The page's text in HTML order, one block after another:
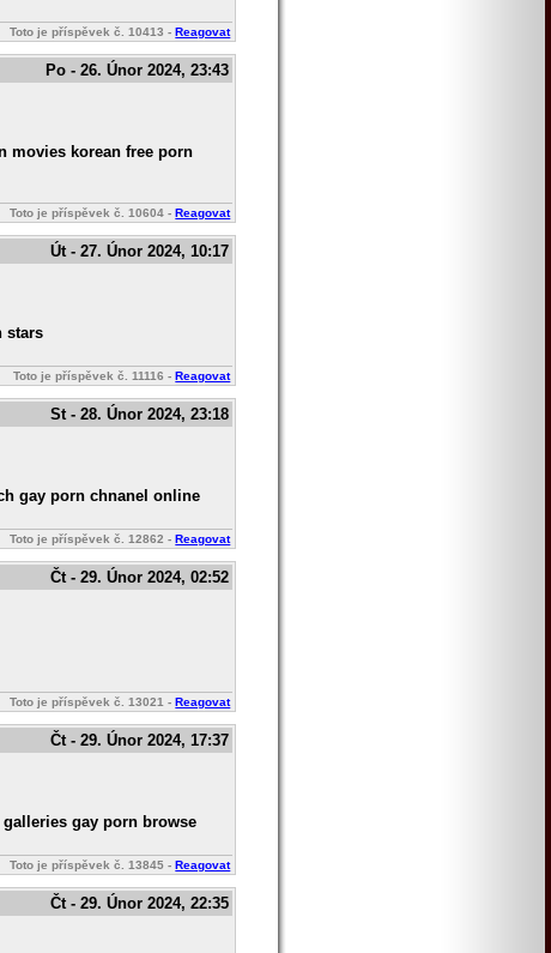
Toto je příspěvek č.10413 - Reagovat
Po - 26. Únor 2024, 23:43
movies korean free porn
Toto je příspěvek č.10604 - Reagovat
Út - 27. Únor 2024, 10:17
stars
Toto je příspěvek č.11116 - Reagovat
St - 28. Únor 2024, 23:18
gay porn chnanel online
Toto je příspěvek č.12862 - Reagovat
Čt - 29. Únor 2024, 02:52
Toto je příspěvek č.13021 - Reagovat
Čt - 29. Únor 2024, 17:37
gay porn browse
Toto je příspěvek č.13845 - Reagovat
Čt - 29. Únor 2024, 22:35